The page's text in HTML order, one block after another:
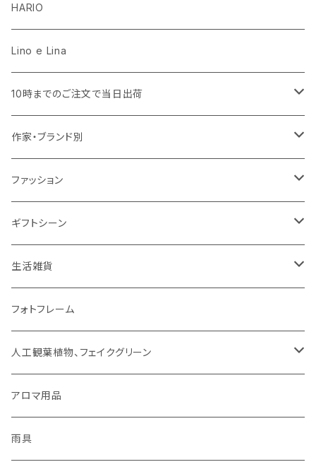
HARIO
Lino e Lina
10時までのご注文で当日出荷
キッチン用品・食器
ミトン・鍋つかみ
コップ、グラス
お茶碗
キッチンクロス/ランチョンマット
アクセサリー
RIVERET（リヴェレット）名入れなし
チョコレート
その他
アロマ用品
ファッション
手袋
花瓶 / フラワーベース
作家・ブランド別
SUMINOE（スミノエ）
DICTUM（ディクトム）
DESIGNLIFE（デザインライフ）
HARIO（ハリオ）
シリーズで選ぶ
ネックレス
ROSY RINGS（ロージーリングス）
SMELLS LIKE SPELLS
linoo（リノオ）
Sheep by the Sea(シープバイザシー)
シマムラヒカリ
ファッション
アクセサリー
ネックレス
ピアス
ファッション雑貨
ブランケット
手袋
マスク
靴下
ギフトシーン
父の日
母の日
結婚祝い
お誕生日
生活雑貨
扇風機
文具
貯金箱
ティッシュケース
フォトフレーム
人工観葉植物、フェイクグリーン
CT触媒グリーンシリーズ
アロマ用品
雨具